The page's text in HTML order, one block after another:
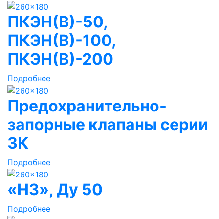
ПКЭН(В)-50,
ПКЭН(В)-100,
ПКЭН(В)-200
Подробнее
Предохранительно-
запорные клапаны серии
ЗК
Подробнее
«НЗ», Ду 50
Подробнее